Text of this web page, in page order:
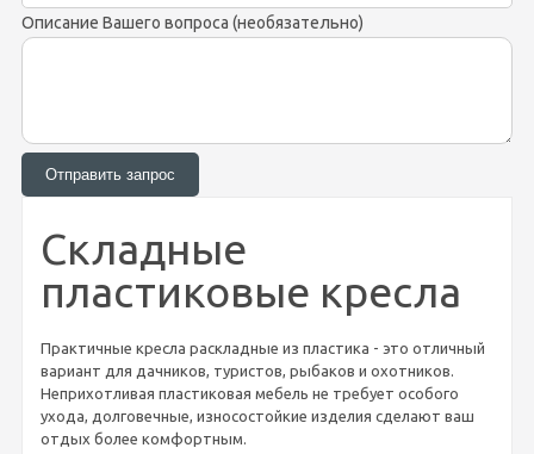
Описание Вашего вопроса (необязательно)
Складные
пластиковые кресла
Практичные кресла раскладные из пластика - это отличный
вариант для дачников, туристов, рыбаков и охотников.
Неприхотливая пластиковая мебель не требует особого
ухода, долговечные, износостойкие изделия сделают ваш
отдых более комфортным.